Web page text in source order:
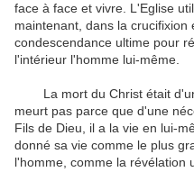
face à face et vivre L'Eglise
maintenant dans la crucifixion
condescendance ultime pour
l'intérieur l'homme lui-même.
La mort du Christ était
meurt pas parce que d'une
Fils de Dieu, il a la vie en lui-
donné sa vie comme le plus
l'homme comme la révélation